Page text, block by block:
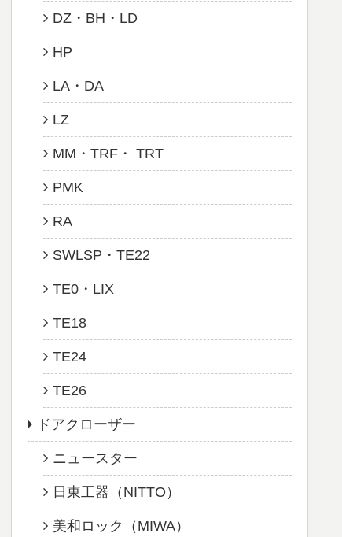
DZ・BH・LD
HP
LA・DA
LZ
MM・TRF・ TRT
PMK
RA
SWLSP・TE22
TE0・LIX
TE18
TE24
TE26
ドアクローザー
ニュースター
日東工器（NITTO）
美和ロック（MIWA）